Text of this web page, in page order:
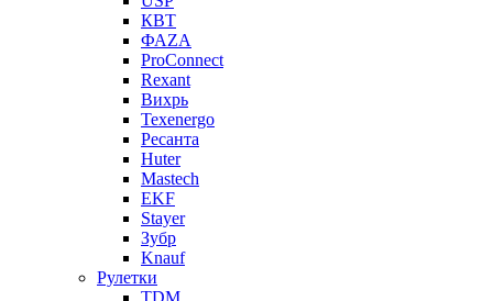
КВТ
ФАZА
ProConnect
Rexant
Вихрь
Texenergo
Ресанта
Huter
Mastech
EKF
Stayer
Зубр
Knauf
Рулетки
TDM